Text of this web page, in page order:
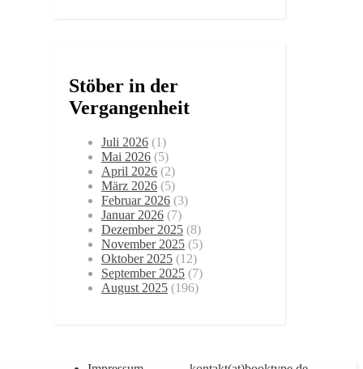
Stöber in der
Vergangenheit
Juli 2026 (1)
Mai 2026 (5)
April 2026 (2)
März 2026 (5)
Februar 2026 (3)
Januar 2026 (7)
Dezember 2025 (8)
November 2025 (5)
Oktober 2025 (12)
September 2025 (7)
August 2025 (196)